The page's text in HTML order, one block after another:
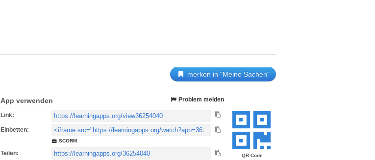
merken in "Meine Sachen"
QR-Code
App verwenden Problem melden
Link:
Einbetten:
SCORM
Teilen: